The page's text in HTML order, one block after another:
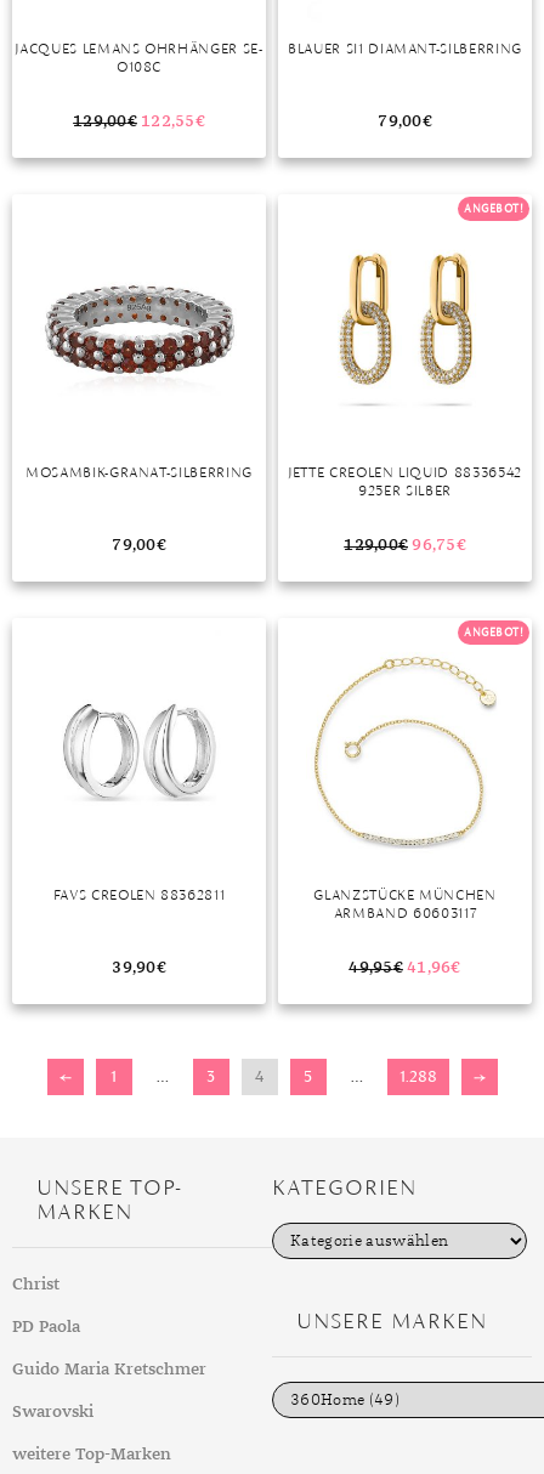
JACQUES LEMANS OHRHÄNGER SE-
O108C
129,00€ 122,55€
BLAUER SI1 DIAMANT-SILBERRING
79,00€
MOSAMBIK-GRANAT-SILBERRING
79,00€
ANGEBOT!
JETTE CREOLEN LIQUID 88336542
925ER SILBER
129,00€ 96,75€
FAVS CREOLEN 88362811
39,90€
ANGEBOT!
GLANZSTÜCKE MÜNCHEN
ARMBAND 60603117
49,95€ 41,96€
← 1 … 3 4 5 … 1.288 →
UNSERE TOP-
MARKEN
Christ
PD Paola
Guido Maria Kretschmer
Swarovski
weitere Top-Marken
KATEGORIEN
K
a
e
n
UNSERE MARKEN